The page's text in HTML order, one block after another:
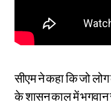
सीएम ने कहा कि जो
के शासन काल में भगवान